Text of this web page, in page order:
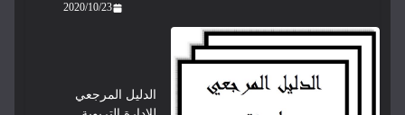
2020/10/23
الدليل المرجعي